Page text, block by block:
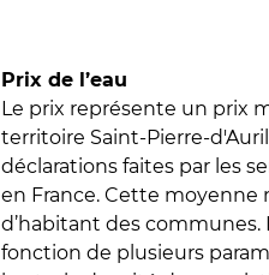
Prix de l’eau
Le prix représente un prix
territoire Saint-Pierre-
déclarations faites par les
en France. Cette moyenne
d’habitant des communes.
fonction de plusieurs